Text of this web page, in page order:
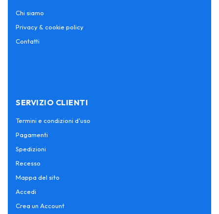
Chi siamo
Privacy & cookie policy
Contatti
SERVIZIO CLIENTI
Termini e condizioni d'uso
Pagamenti
Spedizioni
Recesso
Mappa del sito
Accedi
Crea un Account